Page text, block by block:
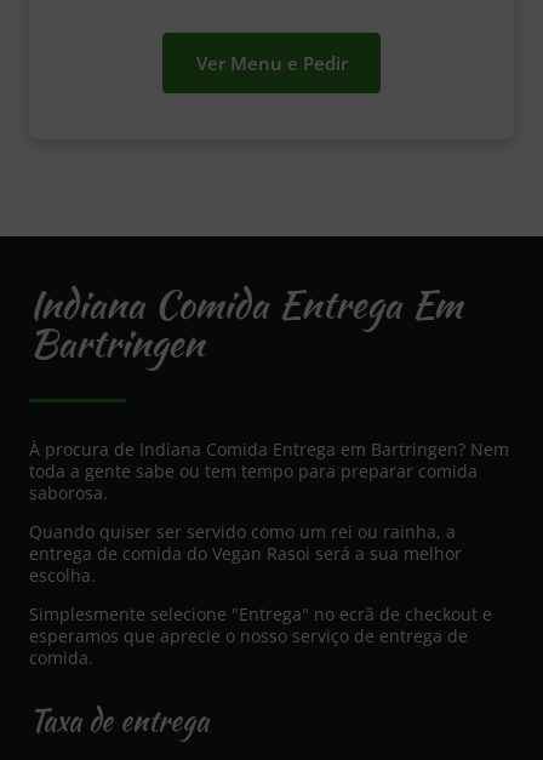
Ver Menu e Pedir
Indiana Comida Entrega Em
Bartringen
À procura de Indiana Comida Entrega em Bartringen? Nem
toda a gente sabe ou tem tempo para preparar comida
saborosa.
Quando quiser ser servido como um rei ou rainha, a
entrega de comida do Vegan Rasoi será a sua melhor
escolha.
Simplesmente selecione "Entrega" no ecrã de checkout e
esperamos que aprecie o nosso serviço de entrega de
comida.
Taxa de entrega